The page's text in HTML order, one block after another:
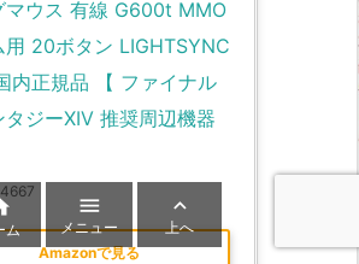
マウス 有線 G600t MMO
用 20ボタン LIGHTSYNC
内正規品 【 ファイナル
タジーXIV 推奨周辺機器
Amazonで見る
ム

メニュー

上へ